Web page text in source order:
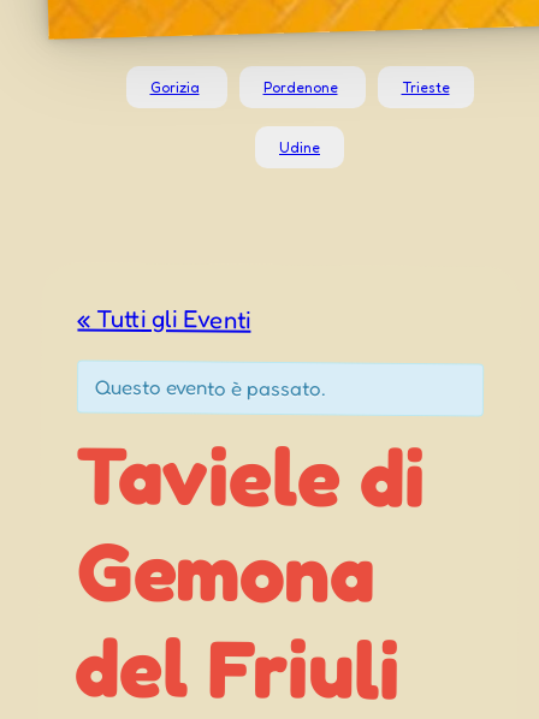
Gorizia Pordenone Trieste
Udine
« Tutti gli Eventi
Questo evento è passato.
Taviele di
Gemona
del Friuli
Festa di
San Jacu